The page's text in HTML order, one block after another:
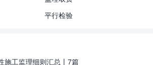
平行检验
施工监理细则汇总丨7篇